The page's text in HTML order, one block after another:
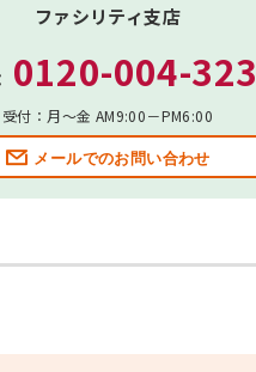
ファシリティ支店
0120-004-323
受付：月～金 AM9:00－PM6:00
メールでのお問い合わせ